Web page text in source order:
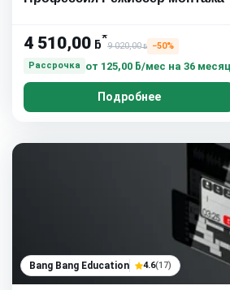
4 510,00 ƃ*
9 020,00ƃ
−50%
Рассрочка
от 125,00 ƃ/мес на 36
Подробнее
Bang Bang Education 4.6(17)